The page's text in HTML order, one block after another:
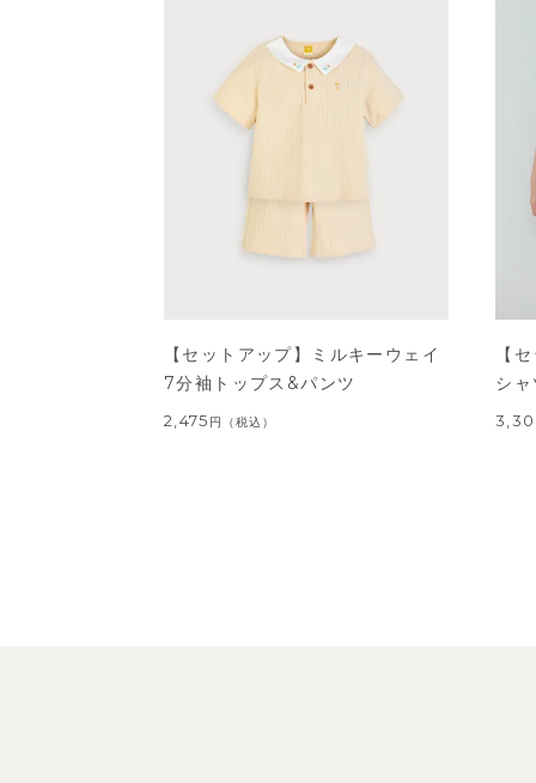
【セットアップ】ミルキーウェイ
7分袖トップス&パンツ
2,475 円 （税込）
【
シ